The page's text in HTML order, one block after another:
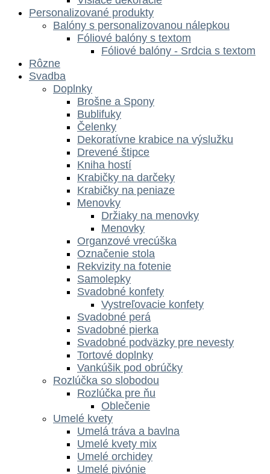
Personalizované produkty
Balóny s personalizovanou nálepkou
Fóliové balóny s textom
Fóliové balóny - Srdcia s textom
Rôzne
Svadba
Doplnky
Brošne a Spony
Bublifuky
Čelenky
Dekoratívne krabice na výslužku
Drevené štipce
Kniha hostí
Krabičky na darčeky
Krabičky na peniaze
Menovky
Držiaky na menovky
Menovky
Organzové vrecúška
Označenie stola
Rekvizity na fotenie
Samolepky
Svadobné konfety
Vystreľovacie konfety
Svadobné perá
Svadobné pierka
Svadobné podväzky pre nevesty
Tortové doplnky
Vankúšik pod obrúčky
Rozlúčka so slobodou
Rozlúčka pre ňu
Oblečenie
Umelé kvety
Umelá tráva a bavlna
Umelé kvety mix
Umelé orchidey
Umelé pivónie